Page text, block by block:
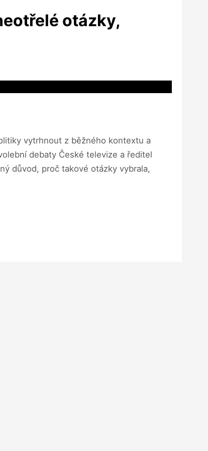
otázky,
vytrhnout z běžného kontextu a
debaty České televize a ředitel
důvod, proč takové otázky vybrala,